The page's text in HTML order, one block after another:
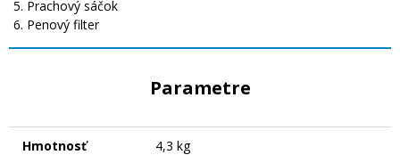
Prachový sáčok
Penový filter
Parametre
Hmotnosť 4,3 kg